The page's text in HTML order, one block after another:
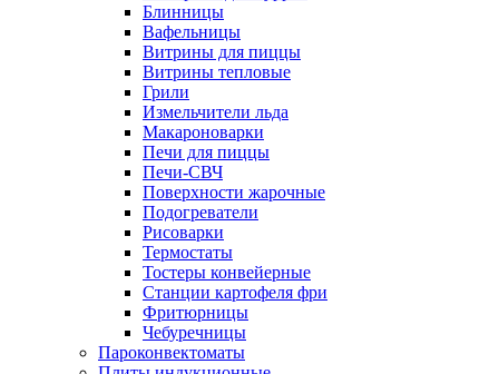
Блинницы
Вафельницы
Витрины для пиццы
Витрины тепловые
Грили
Измельчители льда
Макароноварки
Печи для пиццы
Печи-СВЧ
Поверхности жарочные
Подогреватели
Рисоварки
Термостаты
Тостеры конвейерные
Станции картофеля фри
Фритюрницы
Чебуречницы
Пароконвектоматы